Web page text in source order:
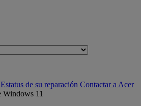
Estatus de su reparación Contactar a Acer